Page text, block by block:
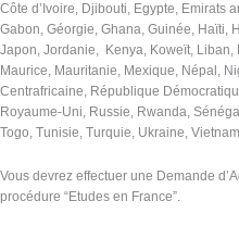
Côte d’Ivoire, Djibouti, Egypte, Emirats
Gabon, Géorgie, Ghana, Guinée, Haïti,
Japon, Jordanie, Kenya, Koweït, Liban,
Maurice, Mauritanie, Mexique, Népal,
Centrafricaine, République
Royaume-Uni, Russie, Rwanda,
Togo, Tunisie, Turquie, Ukraine,
Vous devrez effectuer une Demande
procédure “Etudes en France”.